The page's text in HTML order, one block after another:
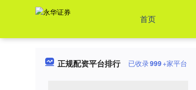
首页
正规配资平台排行 已收录999+家平台